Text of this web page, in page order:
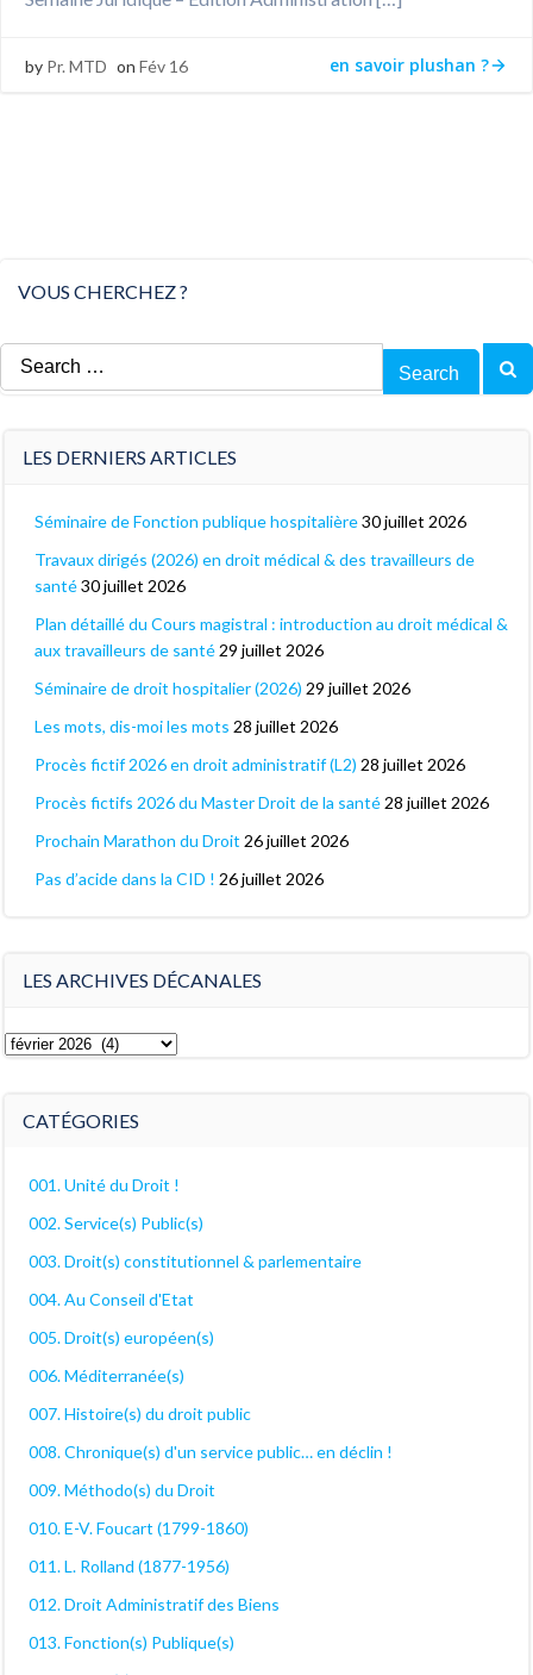
by Pr. MTD on Fév 16 en savoir plushan ?
VOUS CHERCHEZ ?
Search
for:
LES DERNIERS ARTICLES
Séminaire de Fonction publique hospitalière30 juillet 2026
Travaux dirigés (2026) en droit médical & des travailleurs de
santé30 juillet 2026
Plan détaillé du Cours magistral : introduction au droit médical &
aux travailleurs de santé 29 juillet 2026
Séminaire de droit hospitalier (2026) 29 juillet 2026
Les mots, dis-moi les mots 28 juillet 2026
Procès fictif 2026 en droit administratif (L2) 28 juillet 2026
Procès fictifs 2026 du Master Droit de la santé 28 juillet 2026
Prochain Marathon du Droit 26 juillet 2026
Pas d’acide dans la CID ! 26 juillet 2026
LES ARCHIVES DÉCANALES
Les
CATÉGORIES
001. Unité du Droit !
002. Service(s) Public(s)
003. Droit(s) constitutionnel & parlementaire
004. Au Conseil d'Etat
005. Droit(s) européen(s)
006. Méditerranée(s)
007. Histoire(s) du droit public
008. Chronique(s) d'un service public… en déclin !
009. Méthodo(s) du Droit
010. E-V. Foucart (1799-1860)
011. L. Rolland (1877-1956)
012. Droit Administratif des Biens
013. Fonction(s) Publique(s)